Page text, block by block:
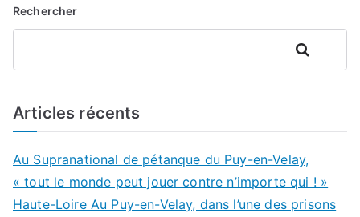
Rechercher
Rechercher
Articles récents
Au Supranational de pétanque du Puy-en-Velay,
« tout le monde peut jouer contre n’importe qui ! »
Haute-Loire Au Puy-en-Velay, dans l’une des prisons